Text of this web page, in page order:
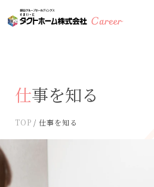
仕事を知る
TOP 仕事を知る